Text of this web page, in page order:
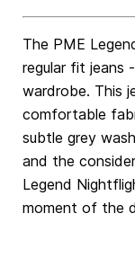
The PME
regular fit jeans
wardrobe. This
comfortable
subtle grey
and the
Legend
moment of the